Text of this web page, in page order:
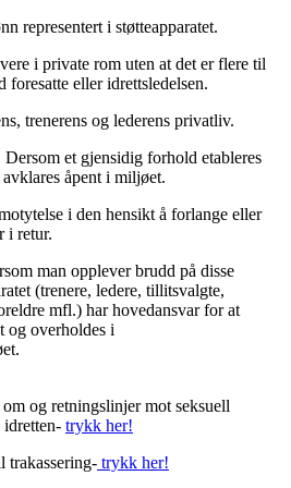
representert i støtteapparatet.
i private rom uten at det er flere til
foresatte eller idrettsledelsen.
trenerens og lederens privatliv.
et gjensidig forhold etableres
åpent i miljøet.
i den hensikt å forlange eller
i retur.
man opplever brudd på disse
(trenere, ledere, tillitsvalgte,
mfl.) har hovedansvar for at
og overholdes i
og retningslinjer mot seksuell
idretten- trykk her!
trakassering- trykk her!